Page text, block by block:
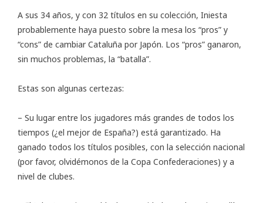
A sus 34 años, y con 32 títulos en su colección, Iniesta
probablemente haya puesto sobre la mesa los “pros” y
“cons” de cambiar Cataluña por Japón. Los “pros” ganaron,
sin muchos problemas, la “batalla”.
Estas son algunas certezas:
– Su lugar entre los jugadores más grandes de todos los
tiempos (¿el mejor de España?) está garantizado. Ha
ganado todos los títulos posibles, con la selección nacional
(por favor, olvidémonos de la Copa Confederaciones) y a
nivel de clubes.